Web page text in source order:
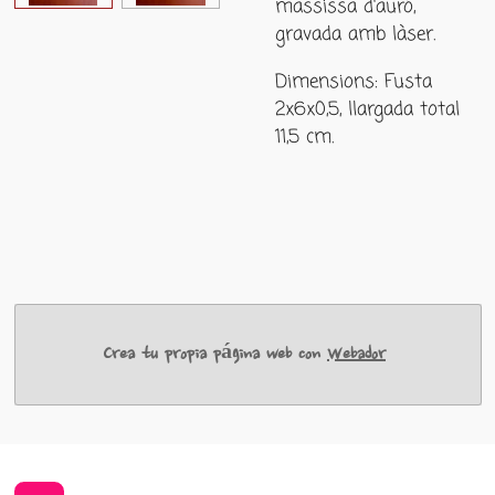
massissa d'auró,
gravada amb làser.
Dimensions: Fusta
2x6x0,5, llargada total
11,5 cm.
Crea tu propia página web con Webador